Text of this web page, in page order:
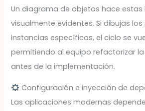
Un diagrama de objetos hace estas
visualmente evidentes. Si dibujas
instancias específicas, el ciclo se
permitiendo al equipo refactorizar
antes de la implementación.
Configuración e inyección de
Las aplicaciones modernas